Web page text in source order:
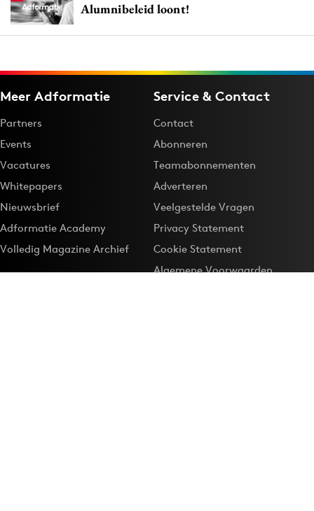
Alumnibeleid loont!
Meer Adformatie
Partners
Events
Vacatures
Whitepapers
Nieuwsbrief
Adformatie Academy
Volledig Magazine Archief
Service & Contact
Contact
Abonneren
Teamabonnementen
Adverteren
Veelgestelde Vragen
Privacy Statement
Cookie Statement
Algemene Voorwaarden